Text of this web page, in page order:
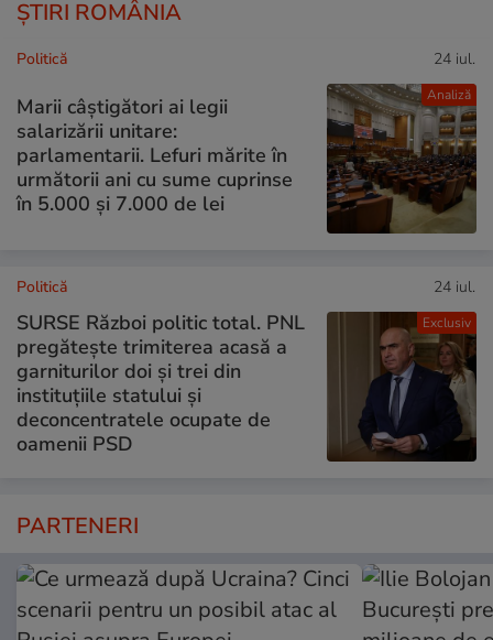
ȘTIRI ROMÂNIA
Analiză
Politică 24 iul.
Marii câștigători ai legii
salarizării unitare:
parlamentarii. Lefuri mărite în
următorii ani cu sume cuprinse
în 5.000 și 7.000 de lei
Exclusiv
Politică 24 iul.
SURSE Război politic total. PNL
pregătește trimiterea acasă a
garniturilor doi și trei din
instituțiile statului și
deconcentratele ocupate de
oamenii PSD
PARTENERI